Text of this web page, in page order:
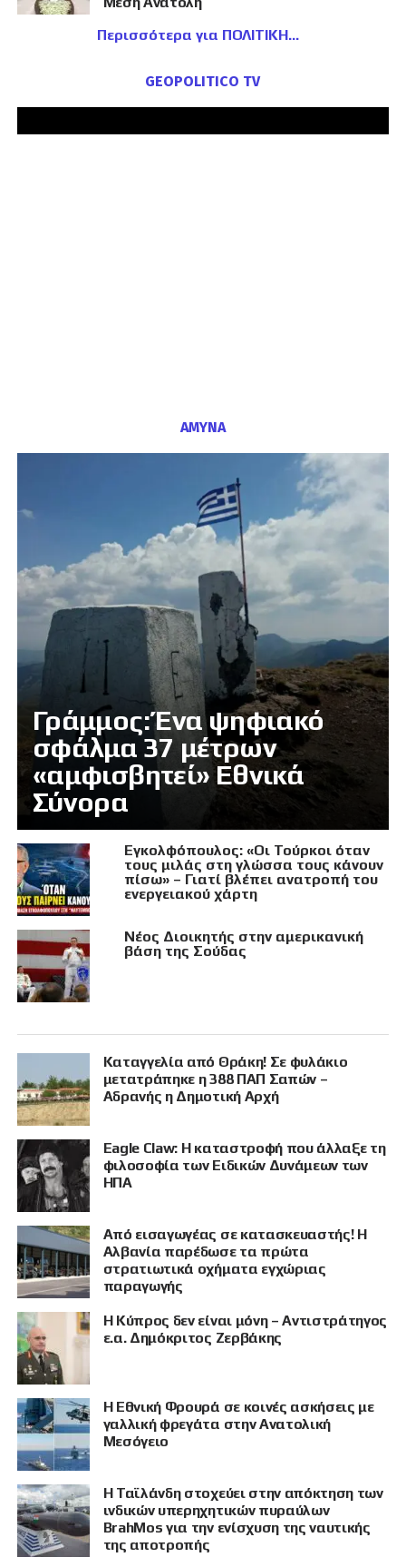
Περισσότερα για ΠΟΛΙΤΙΚΗ
GEOPOLITICO TV
ΑΜΥΝΑ
Γράμμος: Ένα ψηφιακό
σφάλμα 37 μέτρων
«αμφισβητεί» Εθνικά
Σύνορα
Εγκολφόπουλος: «Οι Τούρκοι όταν
τους μιλάς στη γλώσσα τους κάνουν
πίσω» – Γιατί βλέπει ανατροπή του
ενεργειακού χάρτη
Νέος Διοικητής στην αμερικανική
βάση της Σούδας
Καταγγελία από Θράκη! Σε φυλάκιο
μετατράπηκε η 388 ΠΑΠ Σαπών –
Αδρανής η Δημοτική Αρχή
Eagle Claw: Η καταστροφή που άλλαξε τη
φιλοσοφία των Ειδικών Δυνάμεων των
ΗΠΑ
Από εισαγωγέας σε κατασκευαστής! Η
Αλβανία παρέδωσε τα πρώτα
στρατιωτικά οχήματα εγχώριας
παραγωγής
Η Κύπρος δεν είναι μόνη – Αντιστράτηγος
ε.α. Δημόκριτος Ζερβάκης
Η Εθνική Φρουρά σε κοινές ασκήσεις με
γαλλική φρεγάτα στην Ανατολική
Μεσόγειο
Η Ταϊλάνδη στοχεύει στην απόκτηση των
ινδικών υπερηχητικών πυραύλων
BrahMos για την ενίσχυση της ναυτικής
της αποτροπής